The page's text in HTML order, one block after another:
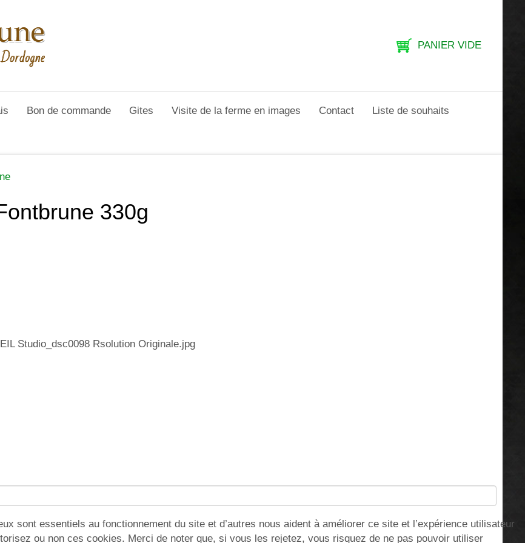
PANIER VIDE
Bon de commande Gites Visite de la ferme en images Contact Liste de souhaits
330g
Studio_dsc0098 Rsolution Originale.jpg
sont essentiels au fonctionnement du site et d’autres nous aident à améliorer ce site et l’expérience utilisateur
ou non ces cookies. Merci de noter que, si vous les rejetez, vous risquez de ne pas pouvoir utiliser